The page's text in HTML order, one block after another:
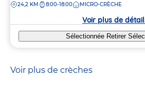
la
DISTANCE
24,2 KM 8:00-18:00 MICRO-CRÈCHE
Voir plus de
Sélectionnée Retirer
Voir plus de crèches